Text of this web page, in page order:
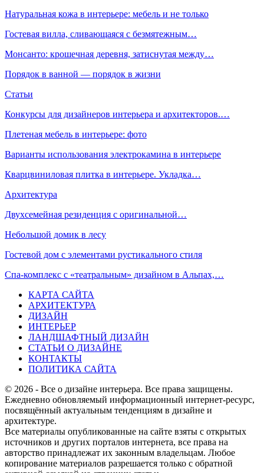
Натуральная кожа в интерьере: мебель и не только
Гостевая вилла, сливающаяся с безмятежным…
Монсанто: крошечная деревня, затиснутая между…
Порядок в ванной — порядок в жизни
Статьи
Конкурсы для дизайнеров интерьера и архитекторов.…
Плетеная мебель в интерьере: фото
Варианты использования электрокамина в интерьере
Кварцвиниловая плитка в интерьере. Укладка…
Архитектура
Двухсемейная резиденция с оригинальной…
Небольшой домик в лесу
Гостевой дом с элементами рустикального стиля
Спа-комплекс с «театральным» дизайном в Альпах,…
КАРТА САЙТА
АРХИТЕКТУРА
ДИЗАЙН
ИНТЕРЬЕР
ЛАНДШАФТНЫЙ ДИЗАЙН
СТАТЬИ О ДИЗАЙНЕ
КОНТАКТЫ
ПОЛИТИКА САЙТА
© 2026 - Все о дизайне интерьера. Все права защищены.
Ежедневно обновляемый информационный интернет-ресурс,
посвящённый актуальным тенденциям в дизайне и
архитектуре.
Все материалы опубликованные на сайте взяты с открытых
источников и других порталов интернета, все права на
авторство принадлежат их законным владельцам. Любое
копирование материалов разрешается только с обратной